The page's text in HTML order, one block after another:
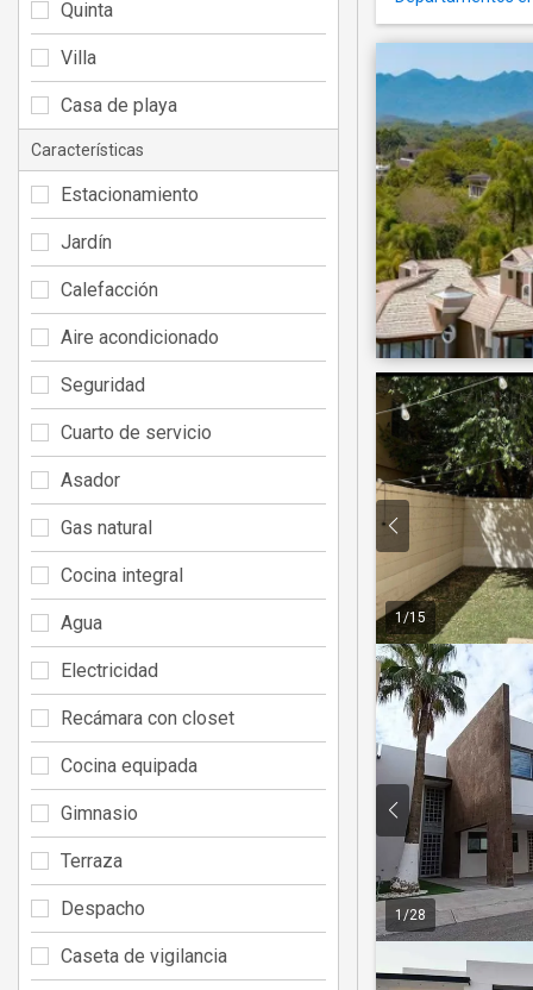
1/15
1 /28
Quinta
Villa
Casa de playa
Características
Estacionamiento
Jardín
Calefacción
Aire acondicionado
Seguridad
Cuarto de servicio
Asador
Gas natural
Cocina integral
Agua
Electricidad
Recámara con closet
Cocina equipada
Gimnasio
Terraza
Despacho
Caseta de vigilancia